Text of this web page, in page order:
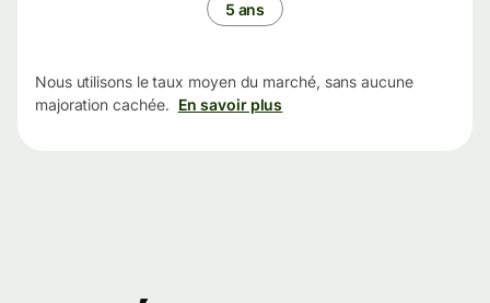
5 ans
Nous utilisons le taux moyen du marché, sans aucune
majoration cachée. En savoir plus